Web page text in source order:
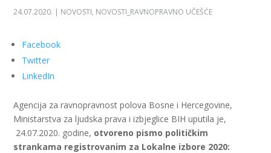
24.07.2020. | NOVOSTI, NOVOSTI_RAVNOPRAVNO UČEŠĆE
Facebook
Twitter
LinkedIn
Agencija za ravnopravnost polova Bosne i Hercegovine,
Ministarstva za ljudska prava i izbjeglice BIH uputila je,
24.07.2020. godine, otvoreno pismo političkim
strankama registrovanim za Lokalne izbore 2020: